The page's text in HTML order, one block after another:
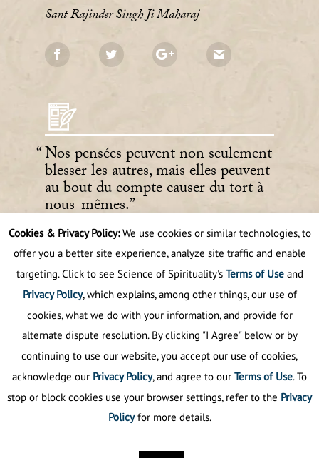
Sant Rajinder Singh Ji Maharaj
Nos pensées peuvent non seulement
blesser les autres, mais elles peuvent
au bout du compte causer du tort à
nous-mêmes.
Sant Rajinder Singh Ji Maharaj
Politique de confidentialité
Cookies & Privacy Policy:We use cookies or similar technologies, to
offer you a better site experience, analyze site traffic and enable
targeting. Click to see Science of Spirituality's Terms of Useand
Privacy Policy, which explains, among other things, our use of
cookies, what we do with your information, and provide for
alternate dispute resolution. By clicking "I Agree" below or by
continuing to use our website, you accept our use of cookies,
acknowledge our Privacy Policy, and agree to our Terms of Use. To
stop or block cookies use your browser settings, refer to the Privacy
Policyfor more details.